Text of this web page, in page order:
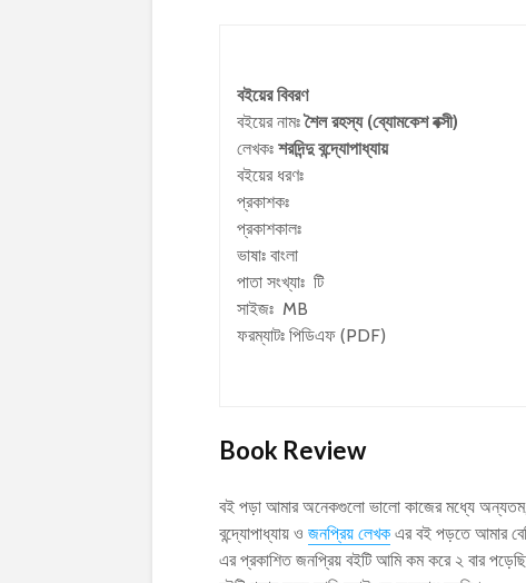
বইয়ের বিবরণ
বইয়ের নামঃশৈল রহস্য (ব্যোমকেশ বক্সী)
লেখকঃ শরদিন্দু বন্দ্যোপাধ্যায়
বইয়ের ধরণঃ
প্রকাশকঃ
প্রকাশকালঃ
ভাষাঃ বাংলা
পাতা সংখ্যাঃ টি
সাইজঃ MB
ফরম্যাটঃ পিডিএফ (PDF)
Book Review
বই পড়া আমার অনেকগুলো ভালো কাজের মধ্যে
বন্দ্যোপাধ্যায় ও জনপ্রিয় লেখক এর বই পড়তে আমার
এর প্রকাশিত জনপ্রিয় বইটি আমি কম করে ২ বার